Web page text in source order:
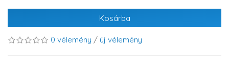
Kosárba
0 vélemény / új vélemény